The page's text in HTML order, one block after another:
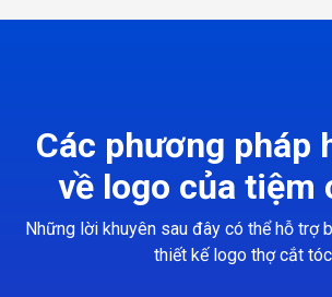
Các phương pháp
về logo của tiệm
Những lời khuyên sau đây có thể hỗ trợ
thiết kế logo thợ cắt